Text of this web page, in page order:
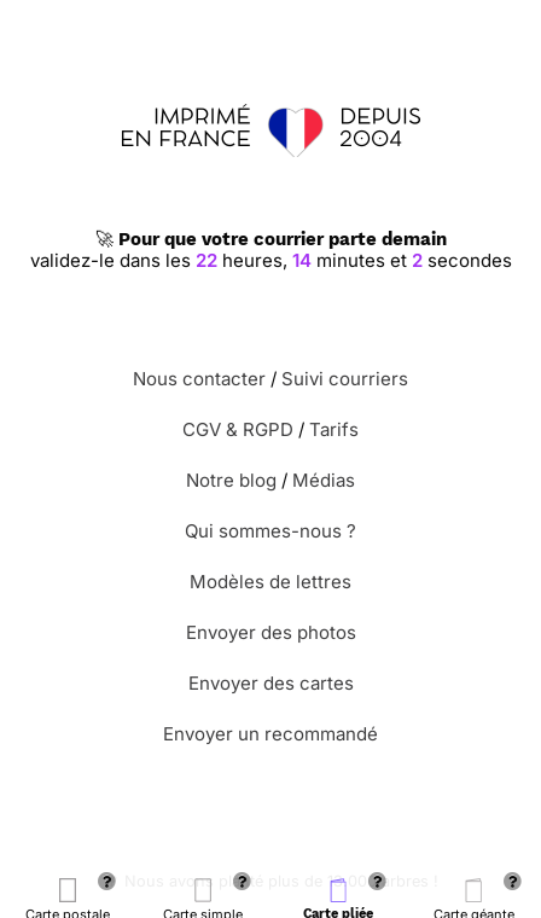
Carte postale Carte simple Carte pliée Carte géante
🚀 Pour que votre courrier parte demain
validez-le dans les 22heures, 14minutes et 2secondes
Nous contacter / Suivi courriers
CGV & RGPD / Tarifs
Notre blog / Médias
Qui sommes-nous ?
Modèles de lettres
Envoyer des photos
Envoyer des cartes
Envoyer un recommandé
🌳 Nous avons planté plus de 13.000 arbres !